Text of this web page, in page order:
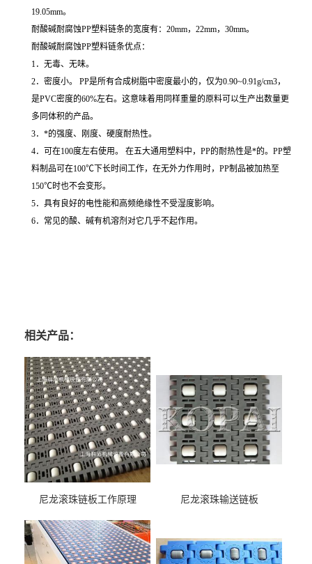
19.05mm。
耐酸碱耐腐蚀PP塑料链条的宽度有：20mm，22mm，30mm。
耐酸碱耐腐蚀PP塑料链条优点：
1．无毒、无味。
2．密度小。 PP是所有合成树脂中密度最小的，仅为0.90~0.91g/cm3，
是PVC密度的60%左右。这意味着用同样重量的原料可以生产出数量更
多同体积的产品。
3．*的强度、刚度、硬度耐热性。
4．可在100度左右使用。 在五大通用塑料中，PP的耐热性是*的。PP塑
料制品可在100℃下长时间工作，在无外力作用时，PP制品被加热至
150℃时也不会变形。
5．具有良好的电性能和高频绝缘性不受湿度影响。
6．常见的酸、碱有机溶剂对它几乎不起作用。
相关产品：
尼龙滚珠链板工作原理 尼龙滚珠输送链板